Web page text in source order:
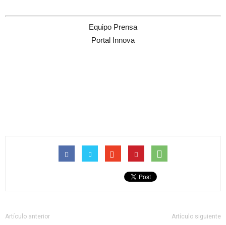
Equipo Prensa
Portal Innova
Artículo anterior Artículo siguiente